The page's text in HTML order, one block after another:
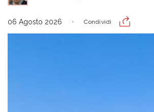
06 Agosto 2026 Condividi